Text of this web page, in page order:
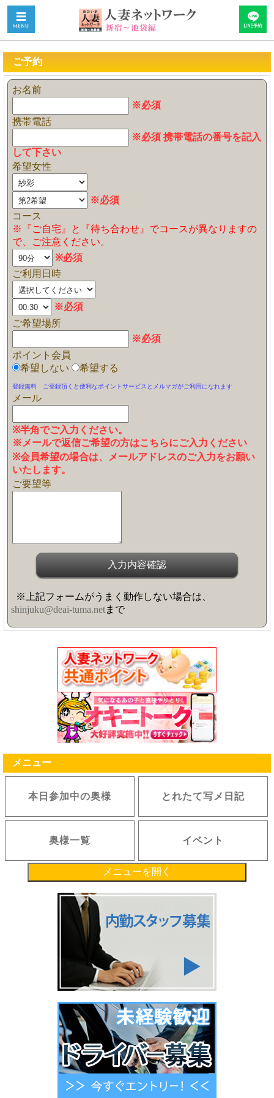
ご予約
お名前
※必須
携帯電話
※必須 携帯電話の番号を記入
して下さい
希望女性
※必須
コース
※『ご自宅』と『待ち合わせ』でコースが異なりますの
で、ご注意ください。
※必須
ご利用日時
※必須
ご希望場所
※必須
ポイント会員
希望しない
希望する
登録無料 ご登録頂くと便利なポイントサービスとメルマガがご利用になれます
メール
※半角でご入力ください。
※メールで返信ご希望の方はこちらにご入力ください
※会員希望の場合は、メールアドレスのご入力をお願い
いたします。
ご要望等
※上記フォームがうまく動作しない場合は、
shinjuku@deai-tuma.netまで
メニュー
本日参加中の奥様 とれたて写メ日記
奥様一覧 イベント
メニューを開く